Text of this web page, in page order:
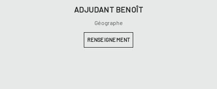
ADJUDANT BENOÎT
Géographe
RENSEIGNEMENT